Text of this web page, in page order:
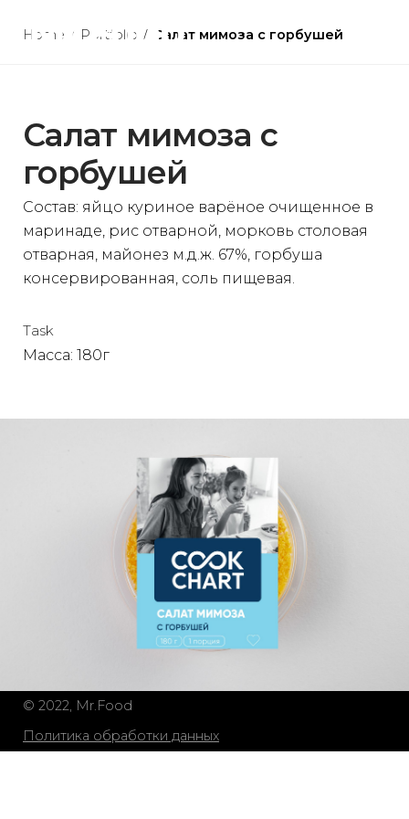
Home / Portfolio / Салат мимоза с горбушей
Салат мимоза с
горбушей
Состав: яйцо куриное варёное очищенное в
маринаде, рис отварной, морковь столовая
отварная, майонез м.д.ж. 67%, горбуша
консервированная, соль пищевая.
Task
Масса: 180г
© 2022, Mr.Food
Политика обработки данных